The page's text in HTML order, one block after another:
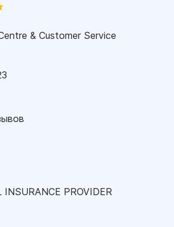
& Customer Service
PROVIDER